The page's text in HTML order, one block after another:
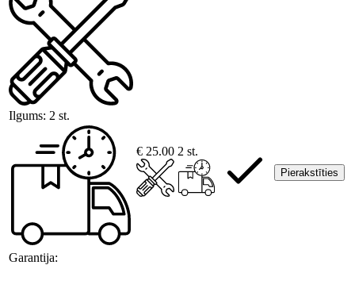
Ilgums: 2 st.
Garantija:
€ 25.00 2 st.
Pierakstīties